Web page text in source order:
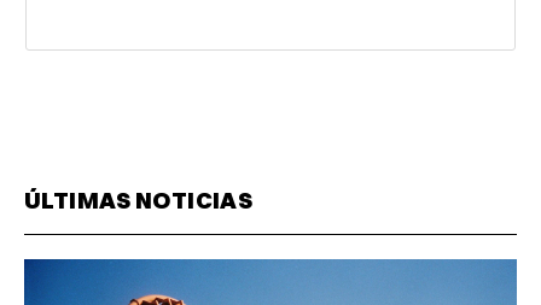
ÚLTIMAS NOTICIAS